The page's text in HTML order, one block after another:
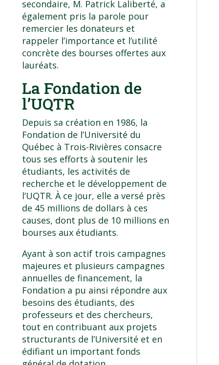
secondaire, M. Patrick Laliberté, a
également pris la parole pour
remercier les donateurs et
rappeler l’importance et l’utilité
concrète des bourses offertes aux
lauréats.
La Fondation de
l’UQTR
Depuis sa création en 1986, la
Fondation de l’Université du
Québec à Trois-Rivières consacre
tous ses efforts à soutenir les
étudiants, les activités de
recherche et le développement de
l’UQTR. À ce jour, elle a versé près
de 45 millions de dollars à ces
causes, dont plus de 10 millions en
bourses aux étudiants.
Ayant à son actif trois campagnes
majeures et plusieurs campagnes
annuelles de financement, la
Fondation a pu ainsi répondre aux
besoins des étudiants, des
professeurs et des chercheurs,
tout en contribuant aux projets
structurants de l’Université et en
édifiant un important fonds